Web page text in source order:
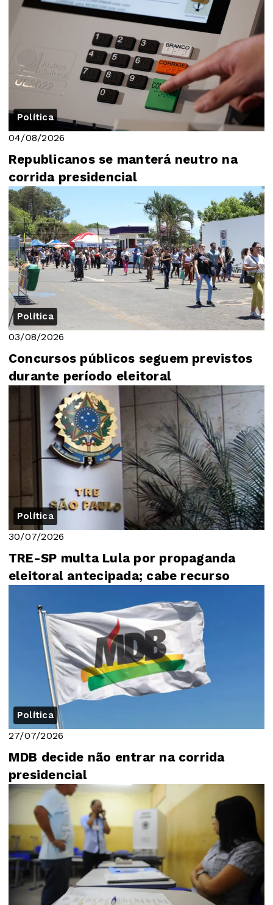
Política
04/08/2026
Republicanos se manterá neutro na
corrida presidencial
Política
03/08/2026
Concursos públicos seguem previstos
durante período eleitoral
Política
30/07/2026
TRE-SP multa Lula por propaganda
eleitoral antecipada; cabe recurso
Política
27/07/2026
MDB decide não entrar na corrida
presidencial